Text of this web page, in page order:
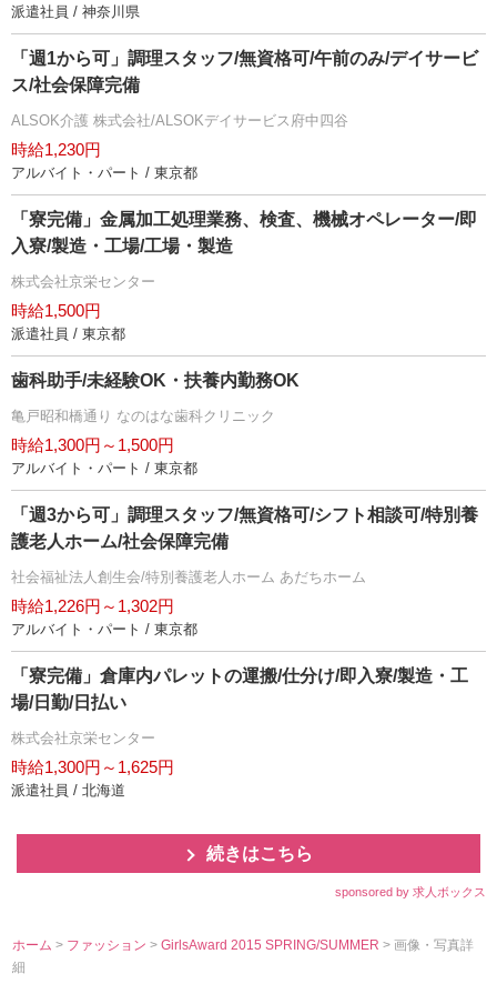
派遣社員 / 神奈川県
「週1から可」調理スタッフ/無資格可/午前のみ/デイサービ
ス/社会保障完備
ALSOK介護 株式会社/ALSOKデイサービス府中四谷
時給1,230円
アルバイト・パート / 東京都
「寮完備」金属加工処理業務、検査、機械オペレーター/即
入寮/製造・工場/工場・製造
株式会社京栄センター
時給1,500円
派遣社員 / 東京都
歯科助手/未経験OK・扶養内勤務OK
亀戸昭和橋通り なのはな歯科クリニック
時給1,300円～1,500円
アルバイト・パート / 東京都
「週3から可」調理スタッフ/無資格可/シフト相談可/特別養
護老人ホーム/社会保障完備
社会福祉法人創生会/特別養護老人ホーム あだちホーム
時給1,226円～1,302円
アルバイト・パート / 東京都
「寮完備」倉庫内パレットの運搬/仕分け/即入寮/製造・工
場/日勤/日払い
株式会社京栄センター
時給1,300円～1,625円
派遣社員 / 北海道
続きはこちら
sponsored by 求人ボックス
ホーム > ファッション>GirlsAward 2015 SPRING/SUMMER> 画像・写真詳
細